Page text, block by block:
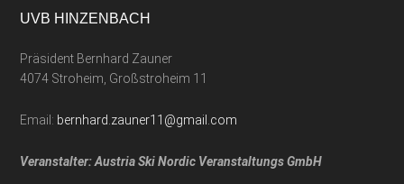
UVB HINZENBACH
Präsident Bernhard Zauner
4074 Stroheim, Großstroheim 11
Email: bernhard.zauner11@gmail.com
Veranstalter: Austria Ski Nordic Veranstaltungs GmbH